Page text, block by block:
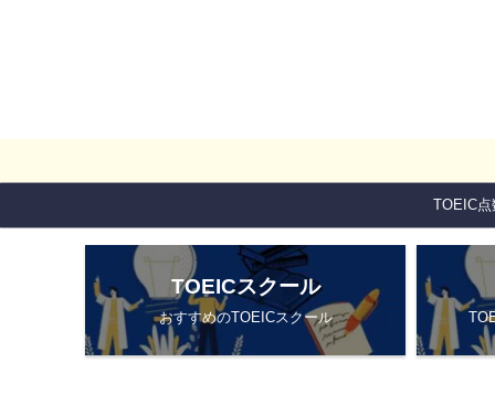
TOEIC点
TOEICスクール
おすすめのTOEICスクール